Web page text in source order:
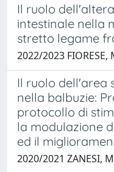
Il ruolo
intestinale nella
stretto legame
2022/2023 FIORESE,
Il ruolo dell'area
nella balbuzie:
protocollo di
la modulazione
ed il
2020/2021 ZANESI,